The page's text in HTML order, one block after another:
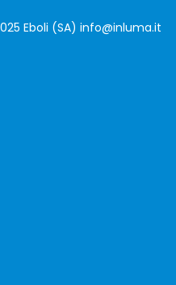
Eboli (SA) info@inluma.it